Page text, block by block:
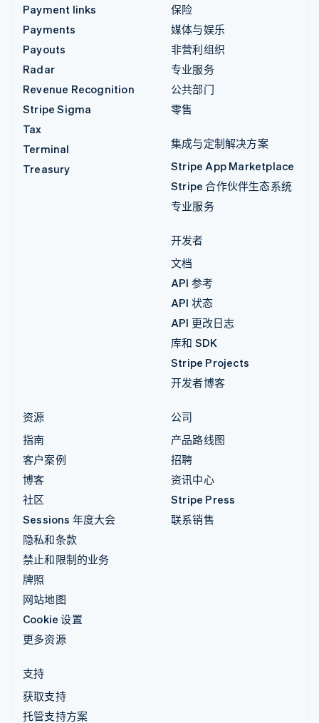
Payment links
Payments
Payouts
Radar
Revenue Recognition
Stripe Sigma
Tax
Terminal
Treasury
保险
媒体与娱乐
非营利组织
专业服务
公共部门
零售
集成与定制解决方案
Stripe App Marketplace
Stripe 合作伙伴生态系统
专业服务
开发者
文档
API 参考
API 状态
API 更改日志
库和 SDK
Stripe Projects
开发者博客
资源
指南
客户案例
博客
社区
Sessions 年度大会
隐私和条款
禁止和限制的业务
牌照
网站地图
Cookie 设置
更多资源
公司
产品路线图
招聘
资讯中心
Stripe Press
联系销售
支持
获取支持
托管支持方案